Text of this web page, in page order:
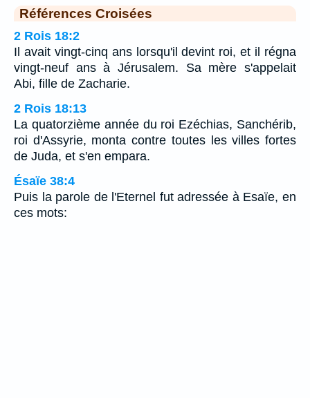
Références Croisées
2 Rois 18:2
Il avait vingt-cinq ans lorsqu'il devint roi, et il régna
vingt-neuf ans à Jérusalem. Sa mère s'appelait
Abi, fille de Zacharie.
2 Rois 18:13
La quatorzième année du roi Ezéchias, Sanchérib,
roi d'Assyrie, monta contre toutes les villes fortes
de Juda, et s'en empara.
Ésaïe 38:4
Puis la parole de l'Eternel fut adressée à Esaïe, en
ces mots: